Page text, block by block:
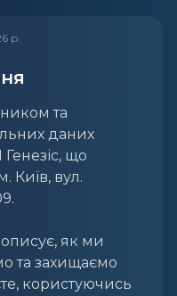
р.
та
даних
що
Київ, вул.
описує, як ми
та захищаємо
користуючись